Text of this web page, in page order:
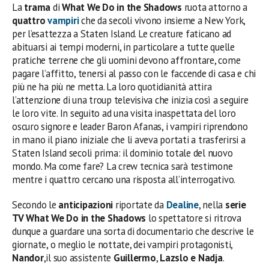
LatramadiWhat We Do in the Shadows ruota attorno a
quattrovampiriche da secoli vivono insieme a New York,
per l’esattezza a Staten Island. Le creature faticano ad
abituarsi ai tempi moderni, in particolare a tutte quelle
pratiche terrene che gli uomini devono affrontare, come
pagare l’affitto, tenersi al passo con le faccende di casa e chi
più ne ha più ne metta. La loro quotidianità attira
l’attenzione di una troup televisiva che inizia così a seguire
le loro vite. In seguito ad una visita inaspettata del loro
oscuro signore e leader Baron Afanas, i vampiri riprendono
in mano il piano iniziale che li aveva portati a trasferirsi a
Staten Island secoli prima: il dominio totale del nuovo
mondo. Ma come fare? La crew tecnica sarà testimone
mentre i quattro cercano una risposta all’interrogativo.
Secondo le anticipazioni riportate da Dealine, nella serie
TV What We Do in the Shadows lo spettatore si ritrova
dunque a guardare una sorta di documentario che descrive le
giornate, o meglio le nottate, dei vampiri protagonisti,
Nandor,il suo assistente Guillermo,Lazslo e Nadja.